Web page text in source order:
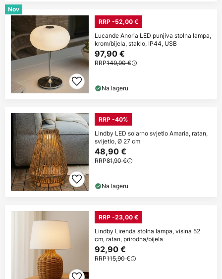
Nov
RRP -52,00 €
Lucande Anoria LED punjiva stolna lampa,
krom/bijela, staklo, IP44, USB
97,90 €
RRP149,90 €
Na lageru
RRP -40%
Lindby LED solarno svjetlo Amaria, ratan,
svijetlo, Ø 27 cm
48,90 €
RRP81,90 €
Na lageru
RRP -23,00 €
Lindby Lirenda stolna lampa, visina 52
cm, ratan, prirodna/bijela
92,90 €
RRP115,90 €